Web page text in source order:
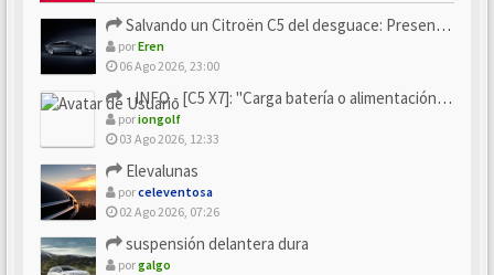
Salvando un Citroën C5 del desguace: Presentación y seguimiento
porEren
06 Ago 2026, 23:00
- INFO - [C5 X7]: "Carga batería o alimentación eléctri...
poriongolf
03 Ago 2026, 12:33
Elevalunas
porceleventosa
02 Ago 2026, 07:26
suspensión delantera dura
porgalgo